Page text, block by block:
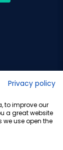
Privacy policy
to improve our
a great website
we use open the